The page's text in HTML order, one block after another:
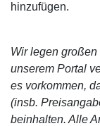
hinzufügen.
Wir legen
unserem Portal
es vorkommen,
(insb.
beinhalten. Alle